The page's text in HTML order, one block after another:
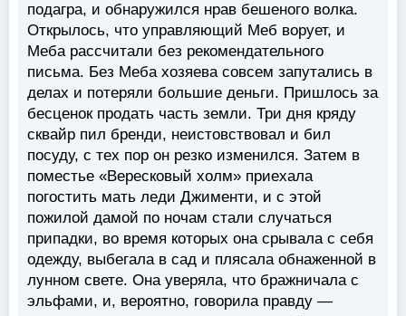
подагра, и обнаружился нрав бешеного волка.
Открылось, что управляющий Меб ворует, и
Меба рассчитали без рекомендательного
письма. Без Меба хозяева совсем запутались в
делах и потеряли большие деньги. Пришлось за
бесценок продать часть земли. Три дня кряду
сквайр пил бренди, неистовствовал и бил
посуду, с тех пор он резко изменился. Затем в
поместье «Вересковый холм» приехала
погостить мать леди Джименти, и с этой
пожилой дамой по ночам стали случаться
припадки, во время которых она срывала с себя
одежду, выбегала в сад и плясала обнаженной в
лунном свете. Она уверяла, что бражничала с
эльфами, и, вероятно, говорила правду —